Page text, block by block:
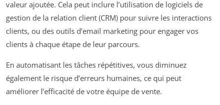
valeur ajoutée. Cela peut inclure l’utilisation de logiciels de
gestion de la relation client (CRM) pour suivre les interactions
clients, ou des outils d’email marketing pour engager vos
clients à chaque étape de leur parcours.
En automatisant les tâches répétitives, vous diminuez
également le risque d’erreurs humaines, ce qui peut
améliorer l’efficacité de votre équipe de vente.